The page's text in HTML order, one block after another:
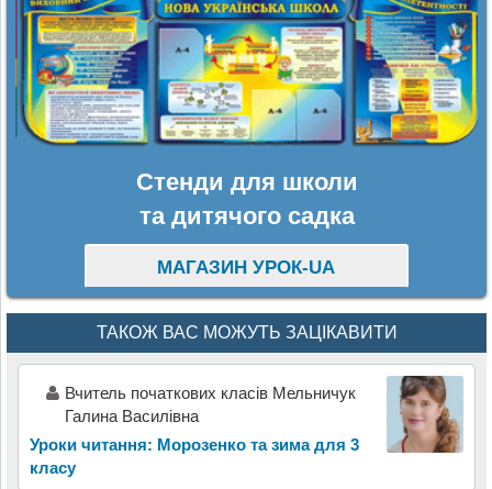
Стенди для школи
та дитячого садка
МАГАЗИН УРОК-UA
ТАКОЖ ВАС МОЖУТЬ ЗАЦІКАВИТИ
Вчитель початкових класів Мельничук
Галина Василівна
Уроки читання: Морозенко та зима для 3
класу